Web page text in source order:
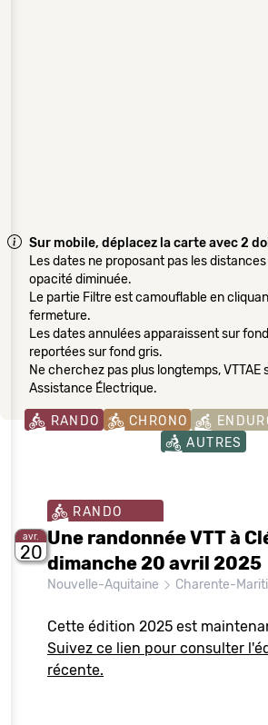
Sur mobile, déplacez la carte avec 2
Les dates ne proposant pas les
opacité diminuée.
Le partie Filtre est camouflable en
fermeture.
Les dates annulées apparaissent sur
reportées sur fond gris.
Ne cherchez pas plus longtemps, VTTAE
Assistance Électrique.
RANDO CHRONO
AUTRES
avr.
20
RANDO
Une randonnée VTT à
dimanche 20 avril 2025
Nouvelle-Aquitaine Charente-
Cette édition 2025 est
Suivez ce lien pour consulter
récente.